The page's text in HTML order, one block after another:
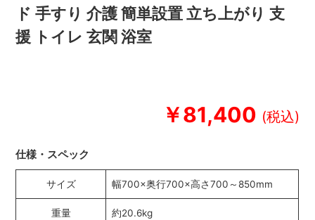
ド 手すり 介護 簡単設置 立ち上がり 支
援 トイレ 玄関 浴室
￥81,400
仕様・スペック
サイズ 幅700×奥行700×高さ700～850mm
重量 約20.6kg